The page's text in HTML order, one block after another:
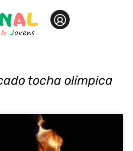
tocha olímpica